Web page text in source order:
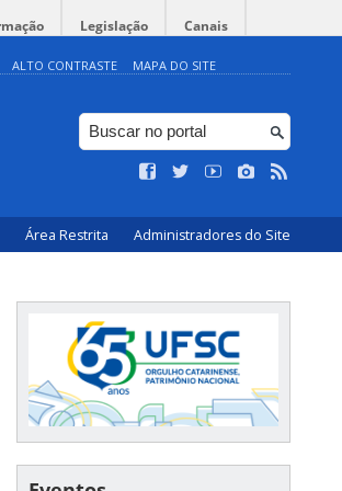
Legislação Canais
ALTO CONTRASTE MAPA DO SITE
Área Restrita Administradores do Site